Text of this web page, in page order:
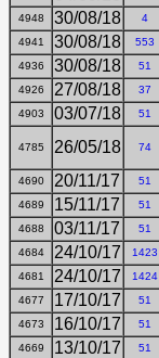
4948 30/08/18 4
4941 30/08/18 553
4936 30/08/18 51
4926 27/08/18 37
4903 03/07/18 51
4785 26/05/18 74
4690 20/11/17 51
4689 15/11/17 51
4688 03/11/17 51
4684 24/10/17 1423
4681 24/10/17 1424
4677 17/10/17 51
4673 16/10/17 51
4669 13/10/17 51